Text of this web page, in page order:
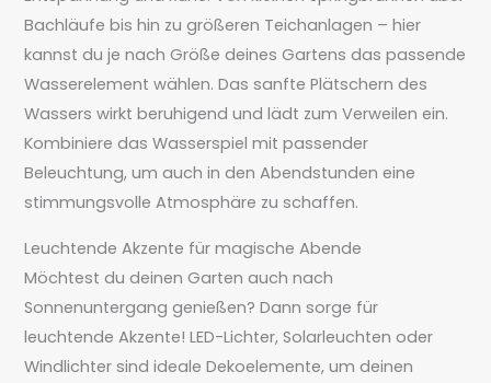
Bachläufe bis hin zu größeren Teichanlagen – hier
kannst du je nach Größe deines Gartens das passende
Wasserelement wählen. Das sanfte Plätschern des
Wassers wirkt beruhigend und lädt zum Verweilen ein.
Kombiniere das Wasserspiel mit passender
Beleuchtung, um auch in den Abendstunden eine
stimmungsvolle Atmosphäre zu schaffen.
Leuchtende Akzente für magische Abende
Möchtest du deinen Garten auch nach
Sonnenuntergang genießen? Dann sorge für
leuchtende Akzente! LED-Lichter, Solarleuchten oder
Windlichter sind ideale Dekoelemente, um deinen